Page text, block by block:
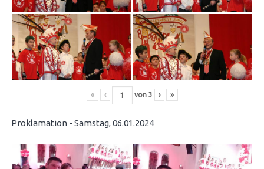
« ‹ von 3 › »
Proklamation - Samstag, 06.01.2024